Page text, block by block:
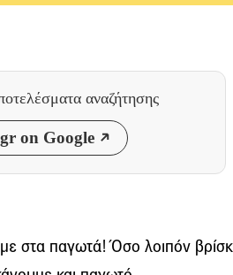
αναζήτησης
on Google
στα παγωτά! Όσο λοιπόν